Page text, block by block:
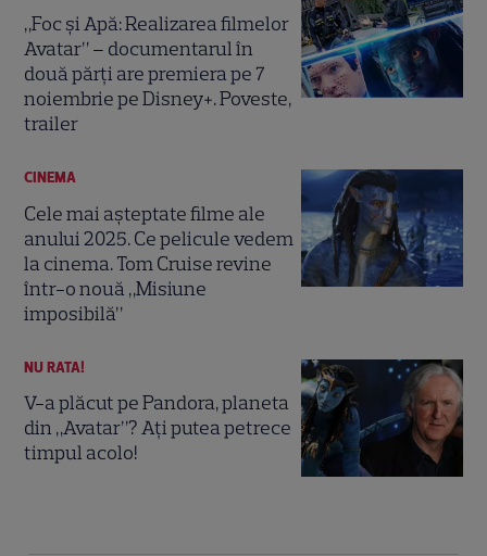
„Foc și Apă: Realizarea filmelor
Avatar” – documentarul în
două părți are premiera pe 7
noiembrie pe Disney+. Poveste,
trailer
CINEMA
Cele mai așteptate filme ale
anului 2025. Ce pelicule vedem
la cinema. Tom Cruise revine
într-o nouă „Misiune
imposibilă”
NU RATA!
V-a plăcut pe Pandora, planeta
din „Avatar”? Ați putea petrece
timpul acolo!